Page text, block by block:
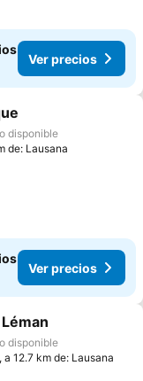
Ver precios
disponible
de: Lausana
Ver precios
disponible
12.7 km de: Lausana